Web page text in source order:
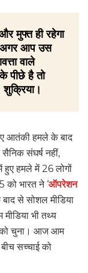
मुफ्त ही रहेगा
अगर आप उस
वाले
पीछे है तो
आतंकी हमले के बाद
संघर्ष नहीं,
हुए हमले में 26 लोगों
को भारत ने ‘ऑपरेशन
से सोशल मीडिया
भी तथ्य
को चुना। आज आम
सच्चाई को